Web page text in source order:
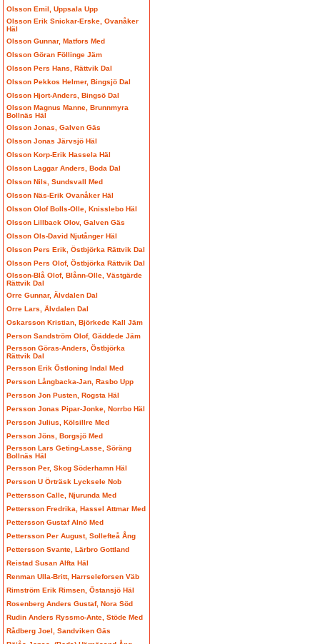
Olsson Emil, Uppsala Upp
Olsson Erik Snickar-Erske, Ovanåker
Häl
Olsson Gunnar, Matfors Med
Olsson Göran Föllinge Jäm
Olsson Pers Hans, Rättvik Dal
Olsson Pekkos Helmer, Bingsjö Dal
Olsson Hjort-Anders, Bingsö Dal
Olsson Magnus Manne, Brunnmyra
Bollnäs Häl
Olsson Jonas, Galven Gäs
Olsson Jonas Järvsjö Häl
Olsson Korp-Erik Hassela Häl
Olsson Laggar Anders, Boda Dal
Olsson Nils, Sundsvall Med
Olsson Näs-Erik Ovanåker Häl
Olsson Olof Bolls-Olle, Knisslebo Häl
Olsson Lillback Olov, Galven Gäs
Olsson Ols-David Njutånger Häl
Olsson Pers Erik, Östbjörka Rättvik Dal
Olsson Pers Olof, Östbjörka Rättvik Dal
Olsson-Blå Olof, Blånn-Olle, Västgärde
Rättvik Dal
Orre Gunnar, Älvdalen Dal
Orre Lars, Älvdalen Dal
Oskarsson Kristian, Björkede Kall Jäm
Person Sandström Olof, Gäddede Jäm
Persson Göras-Anders, Östbjörka
Rättvik Dal
Persson Erik Östloning Indal Med
Persson Långbacka-Jan, Rasbo Upp
Persson Jon Pusten, Rogsta Häl
Persson Jonas Pipar-Jonke, Norrbo Häl
Persson Julius, Kölsillre Med
Persson Jöns, Borgsjö Med
Persson Lars Geting-Lasse, Söräng
Bollnäs Häl
Persson Per, Skog Söderhamn Häl
Persson U Örträsk Lycksele Nob
Pettersson Calle, Njurunda Med
Pettersson Fredrika, Hassel Attmar Med
Pettersson Gustaf Alnö Med
Pettersson Per August, Sollefteå Ång
Pettersson Svante, Lärbro Gottland
Reistad Susan Alfta Häl
Renman Ulla-Britt, Harrseleforsen Väb
Rimström Erik Rimsen, Östansjö Häl
Rosenberg Anders Gustaf, Nora Söd
Rudin Anders Ryssmo-Ante, Stöde Med
Rådberg Joel, Sandviken Gäs